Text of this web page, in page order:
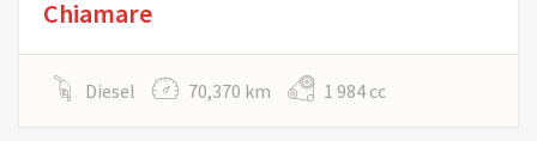
Chiamare
Diesel 70,370 km 1 984 cc